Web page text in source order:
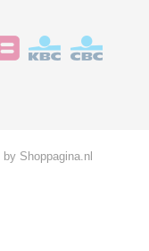
Shoppagina.nl